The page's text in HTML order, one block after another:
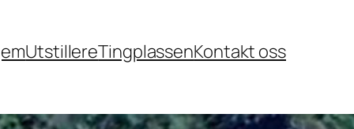
UtstillereTingplassenKontakt oss